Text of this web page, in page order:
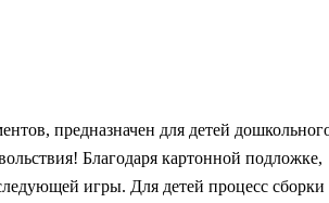
предназначен для детей
Благодаря картонной подложке,
игры. Для детей процесс сборки